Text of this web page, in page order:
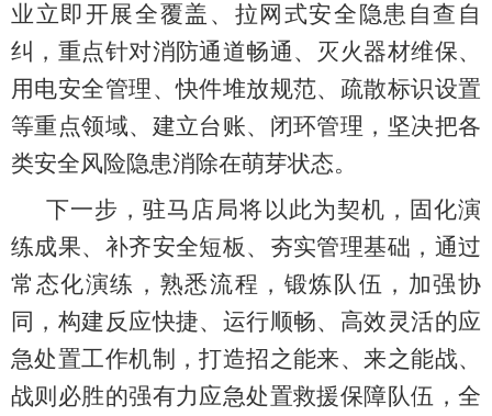
业立即开展全覆盖、拉网式安全隐患自查自
纠，重点针对消防通道畅通、灭火器材维保、
用电安全管理、快件堆放规范、疏散标识设置
等重点领域、建立台账、闭环管理，坚决把各
类安全风险隐患消除在萌芽状态。
下一步，驻马店局将以此为契机，固化演
练成果、补齐安全短板、夯实管理基础，通过
常态化演练，熟悉流程，锻炼队伍，加强协
同，构建反应快捷、运行顺畅、高效灵活的应
急处置工作机制，打造招之能来、来之能战、
战则必胜的强有力应急处置救援保障队伍，全